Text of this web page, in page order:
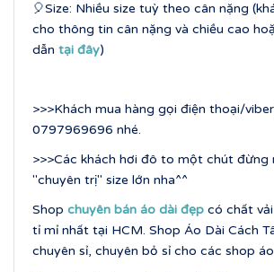
🎈Size: Nhiều size tuỳ theo cân nặng
cho thông tin cân nặng và chiều cao
dẫn tại đây)
>>>Khách mua hàng gọi điện thoại/
0797969696 nhé.
>>>Các khách hơi đô to một chút đừng
"chuyên trị" size lớn nha^^
Shop chuyên bán áo dài đẹp có chất
tỉ mỉ nhất tại HCM. Shop Áo Dài Cách
chuyên sỉ, chuyên bỏ sỉ cho các shop